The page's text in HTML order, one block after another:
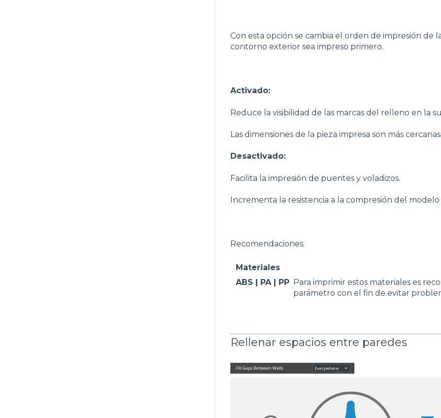
Con esta opción se cambia el orden de impresión de
contorno exterior sea impreso primero.
Activado:
Reduce la visibilidad de las marcas del relleno en la
Las dimensiones de la pieza impresa son más
Desactivado:
Facilita la impresión de puentes y voladizos.
Incrementa la resistencia a la compresión del modelo
Recomendaciones:
Materiales
ABS | PA | PP Para imprimir estos materiales es
parámetro con el fin de evitar
Rellenar espacios entre paredes